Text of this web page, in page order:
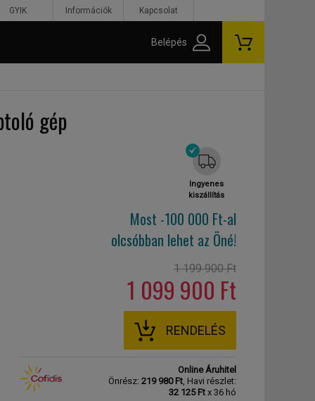
gép
Ingyenes
kiszállítás
Most -100 000 Ft-al
olcsóbban lehet az Öné!
1 199 900 Ft
1 099 900 Ft
RENDELÉS
Online Áruhitel
Önrész: 219 980 Ft, Havi részlet:
32 125 Ft x 36 hó
GYIK Információk Kapcsolat
Belépés